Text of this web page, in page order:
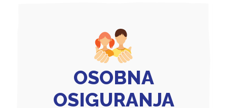
OSOBNA
OSIGURANJA